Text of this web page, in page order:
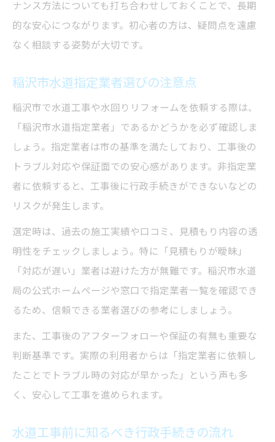
ナンス方法についても打ち合わせしておくことで、長期
的な安心につながります。初心者の方は、疑問点を遠慮
なく相談する姿勢が大切です。
稲沢市水道指定業者選びの注意点
稲沢市で水道工事や水回りリフォームを依頼する際は、
「稲沢市水道指定業者」であるかどうかを必ず確認しま
しょう。指定業者は市の基準を満たしており、工事後の
トラブル対応や保証面での安心感があります。非指定業
者に依頼すると、工事後に行政手続きができないなどの
リスクが発生します。
選定時は、過去の施工実績や口コミ、見積もり内容の透
明性をチェックしましょう。特に「見積もりが曖昧」
「対応が遅い」業者は避けた方が無難です。稲沢市水道
局の公式ホームページや窓口で指定業者一覧を確認でき
るため、信頼できる業者選びの参考にしましょう。
また、工事後のアフターフォローや保証の有無も重要な
判断基準です。実際の利用者からは「指定業者に依頼し
たことでトラブル時の対応が早かった」という声も多
く、安心して工事を進められます。
水道工事前に知るべき行政手続きの流れ